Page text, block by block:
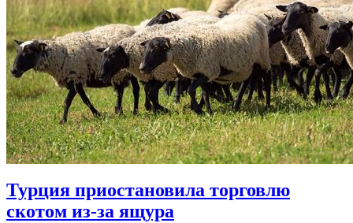
Турция приостановила торговлю
скотом из-за ящура